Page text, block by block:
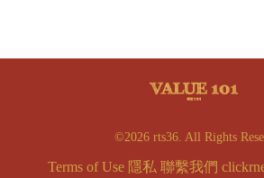
©2026 rts36. All Rights
Terms of Use 隱私 聯繫我們